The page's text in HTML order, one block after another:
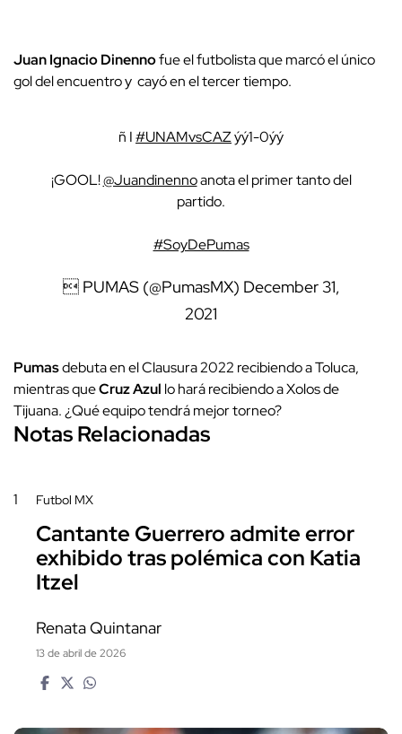
Juan Ignacio Dinennofue el futbolista que marcó el único
gol del encuentro y cayó en el tercer tiempo.
ñ I#UNAMvsCAZýý1-0ýý
¡GOOL!@Juandinennoanota el primer tanto del
partido.
#SoyDePumas
 PUMAS (@PumasMX) December 31,
2021
Pumasdebuta en el Clausura 2022 recibiendo a Toluca,
mientras queCruz Azul lo hará recibiendo a Xolos de
Tijuana. ¿Qué equipo tendrá mejor torneo?
Notas Relacionadas
1 Futbol MX
Cantante Guerrero admite error
exhibido tras polémica con Katia
Itzel
Renata Quintanar
13 de abril de 2026